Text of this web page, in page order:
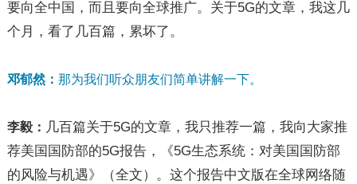
要向全中国，而且要向全球推广。关于5G的文章，我这几
个月，看了几百篇，累坏了。
邓郁然： 那为我们听众朋友们简单讲解一下。
李毅： 几百篇关于5G的文章，我只推荐一篇，我向大家推
荐美国国防部的5G报告，《5G生态系统：对美国国防部
的风险与机遇》（全文）。这个报告中文版在全球网络随